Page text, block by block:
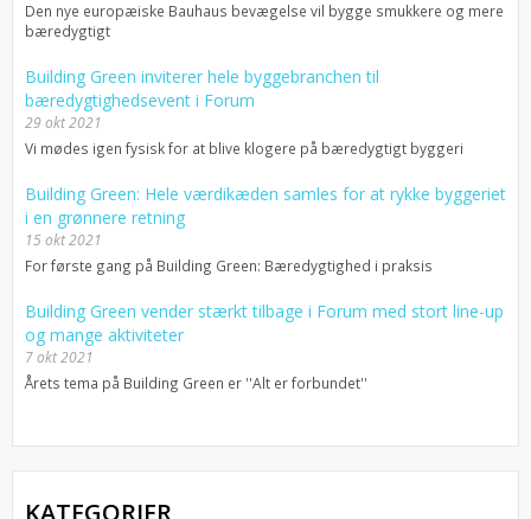
Den nye europæiske Bauhaus bevægelse vil bygge smukkere og mere
bæredygtigt
Building Green inviterer hele byggebranchen til
bæredygtighedsevent i Forum
29 okt 2021
Vi mødes igen fysisk for at blive klogere på bæredygtigt byggeri
Building Green: Hele værdikæden samles for at rykke byggeriet
i en grønnere retning
15 okt 2021
For første gang på Building Green: Bæredygtighed i praksis
Building Green vender stærkt tilbage i Forum med stort line-up
og mange aktiviteter
7 okt 2021
Årets tema på Building Green er ''Alt er forbundet''